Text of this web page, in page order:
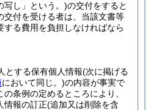
写し」という。)の交付をすると
交付を受ける者は、当該文書等
る費用を負担しなければなら
とする保有個人情報(次に掲げる
において同じ。)の内容が事実で
条例の定めるところにより、
情報の訂正(追加又は削除を含